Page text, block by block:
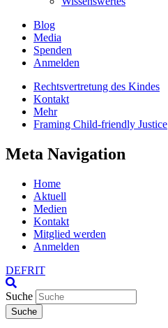
Blog
Media
Spenden
Anmelden
Rechtsvertretung des Kindes
Kontakt
Mehr
Framing Child-friendly Justice
Meta Navigation
Home
Aktuell
Medien
Kontakt
Mitglied werden
Anmelden
DEFRIT
Suche
Suche